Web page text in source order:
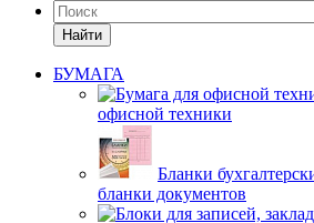
Найти
БУМАГА
офисной техники
Бланки
бланки документов